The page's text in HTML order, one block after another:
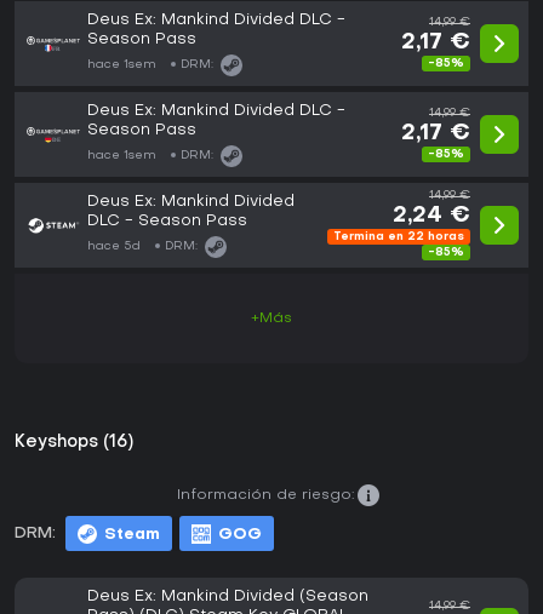
Deus Ex: Mankind Divided DLC -
Season Pass
hace 1sem DRM:
14,99 €
2,17 €
-85%
Deus Ex: Mankind Divided DLC -
Season Pass
hace 1sem DRM:
14,99 €
2,17 €
-85%
Deus Ex: Mankind Divided
DLC - Season Pass
hace 5d DRM:
14,99 €
2,24 €
Termina en 22 horas
-85%
+Más
Keyshops (16)
DRM: Steam GOG
Información de riesgo:
Deus Ex: Mankind Divided (Season
14,99 €